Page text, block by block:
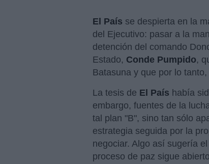
El País se despierta en la
del Ejecutivo: pasar a la
detención del comando
Estado, Conde Pumpido,
Batasuna y que por lo
La tesis de El País había
embargo, fuentes de la
tal plan "B", sino tan sólo
estrategia seguida por la
negociar. Algo así sugería
proceso de paz sigue